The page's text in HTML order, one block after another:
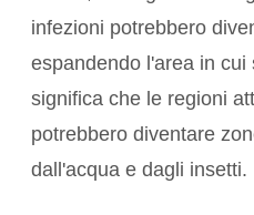
infezioni potrebbero
espandendo l'area in cui
significa che le regioni
potrebbero diventare
dall'acqua e dagli insetti.